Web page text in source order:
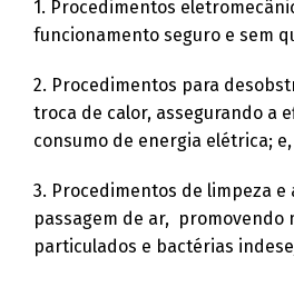
1. Procedimentos
funcionamento seguro e sem
2. Procedimentos para
troca de calor, assegurando a
consumo de energia elétrica; e,
3. Procedimentos de limpeza e
passagem de ar, promovendo
particulados e bactérias